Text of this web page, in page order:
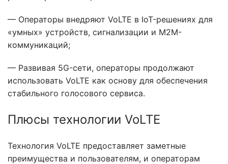
— Операторы внедряют VoLTE в IoT-решениях для
«умных» устройств, сигнализации и M2M-
коммуникаций;
— Развивая 5G-сети, операторы продолжают
использовать VoLTE как основу для обеспечения
стабильного голосового сервиса.
Плюсы технологии VoLTE
Технология VoLTE предоставляет заметные
преимущества и пользователям, и операторам